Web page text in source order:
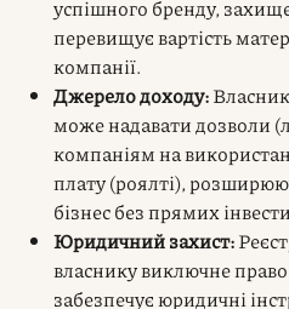
успішного бренду,
перевищує вартість
компанії.
Джерело доходу:
може надавати дозволи
компаніям на
плату (роялті),
бізнес без прямих
Юридичний захист:
власнику виключне
забезпечує юридичні